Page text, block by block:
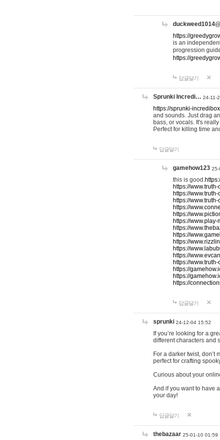
https://
is an
progression
https://
답글달기
Sprunki Incredi… 24-11-
https://sprunki-
and sounds. Just drag
bass, or vocals. It's
Perfect for killing time
답글달기
gamehow123 25-
this is good.
https://
https://
https://
https://
https://
https://
https://
https://
https://
https://
https://
https://
https://
https://
https://
답글달기
sprunki 24-12-04 15:52
If you’re looking for a
different characters and
For a darker twist, don’t
perfect for crafting
Curious about your
And if you want to have
your day!
답글달기
thebazaar 25-01-10 01:59